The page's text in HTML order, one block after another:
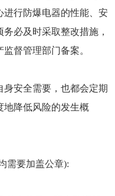
进行防爆电器的性能、安
必及时采取整改措施，
监督管理部门备案。
安全需要，也都会定期
地降低风险的发生概
需要加盖公章):